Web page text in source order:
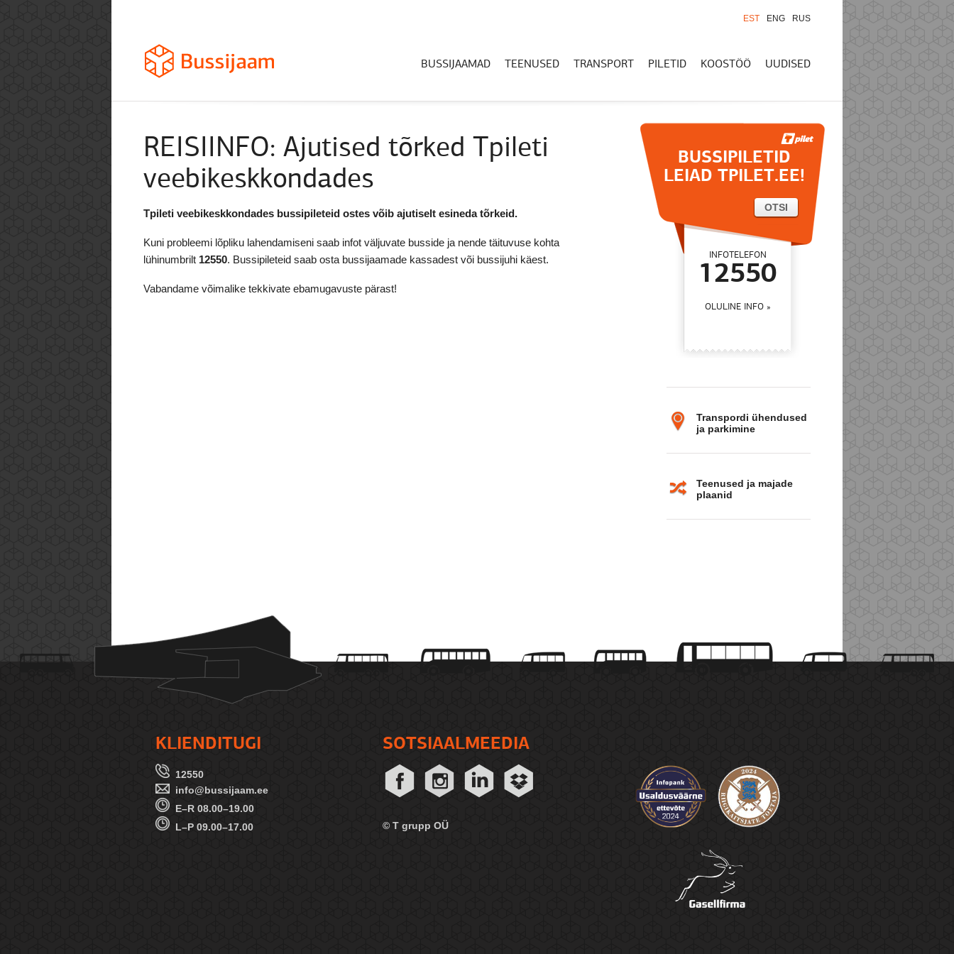
EST ENG RUS
BUSSIJAAMAD TEENUSED TRANSPORT PILETID KOOSTÖÖ UUDISED
REISIINFO: Ajutised tõrked Tpileti
veebikeskkondades
Tpileti veebikeskkondades bussipileteid ostes võib ajutiselt esineda tõrkeid.
Kuni probleemi lõpliku lahendamiseni saab infot väljuvate busside ja nende täituvuse kohta
lühinumbrilt 12550. Bussipileteid saab osta bussijaamade kassadest või bussijuhi käest.
Vabandame võimalike tekkivate ebamugavuste pärast!
BUSSIPILETID
LEIAD TPILET.EE!
INFOTELEFON
12550
OLULINE INFO
Transpordi ühendused
ja parkimine
Teenused ja majade
plaanid
KLIENDITUGI
12550
info@bussijaam.ee
E–R 08.00–19.00
L–P 09.00–17.00
SOTSIAALMEEDIA
© T grupp OÜ